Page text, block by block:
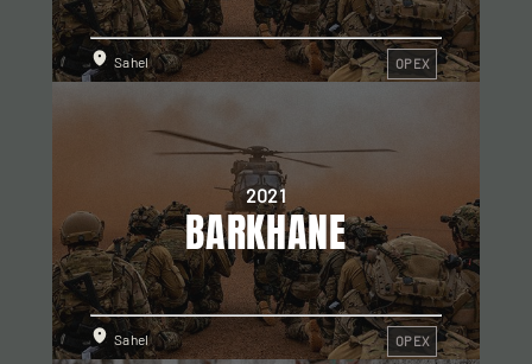
Sahel OPEX
2021
BARKHANE
Sahel OPEX